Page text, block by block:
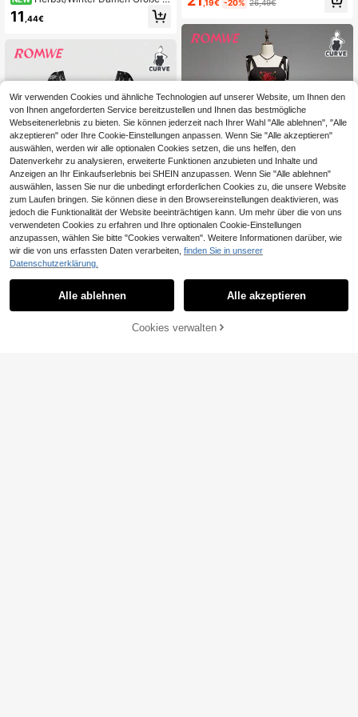
rößen Kleid mit gedrehter Taille, A-L
inie, Spitzenfutter, Farbblock, Party
11 ,44€
ROMWE
ROMWE Goth Damen-Lässig Kleid i
17
ern- und Mond-Muster, für Schule u
,19€ -20% 26,49€
ROMWE Goth Gotisches dunkles H
erz, Blumen- und Dornenstickerei g
eschlitztes Saum Kleid in Große Grö
ßen
ZUM WARENKORB HINZUFÜGEN
Wir verwenden Cookies und ähnliche Technologien auf unserer Website, um Ihnen den
von Ihnen angeforderten Service bereitzustellen und Ihnen das bestmögliche
Webseitenerlebnis zu bieten. Sie können jederzeit nach Ihrer Wahl "Alle ablehnen", "Alle
akzeptieren" oder Ihre Cookie-Einstellungen anpassen. Wenn Sie "Alle akzeptieren"
auswählen, werden wir alle optionalen Cookies setzen, die uns helfen, den
Datenverkehr zu analysieren, erweiterte Funktionen anzubieten und Inhalte und
Anzeigen an Ihr Einkaufserlebnis bei SHEIN anzupassen. Wenn Sie "Alle ablehnen"
auswählen, lassen Sie nur die unbedingt erforderlichen Cookies zu, die unsere Website
zum Laufen bringen. Sie können diese in den Browsereinstellungen deaktivieren, was
jedoch die Funktionalität der Website beeinträchtigen kann. Um mehr über die von uns
verwendeten Cookies zu erfahren und Ihre optionalen Cookie-Einstellungen
anzupassen, wählen Sie bitte "Cookies verwalten". Weitere Informationen darüber, wie
wir die von uns erfassten Daten verarbeiten, finden Sie in unserer
Datenschutzerklärung.
Alle ablehnen Alle akzeptieren
Cookies verwalten